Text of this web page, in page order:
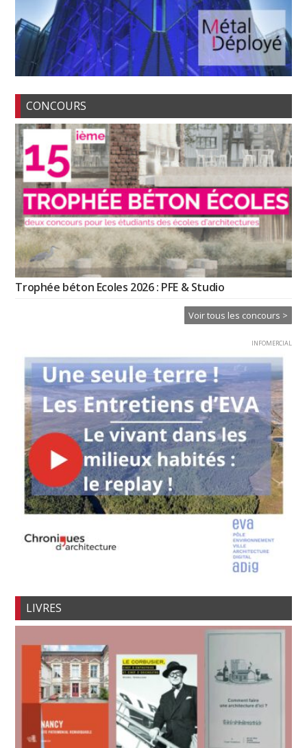
CONCOURS
Trophée béton Ecoles 2026 : PFE & Studio
Voir tous les concours >
INFOMERCIAL
LIVRES